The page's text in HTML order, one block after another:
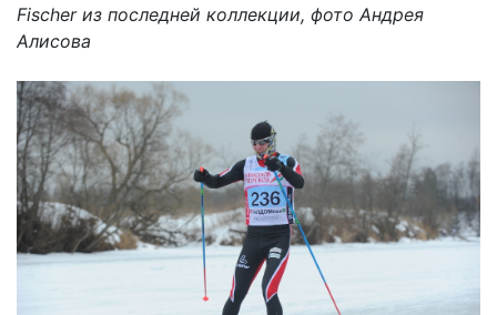
Fischer из последней коллекции, фото Андрея
Алисова